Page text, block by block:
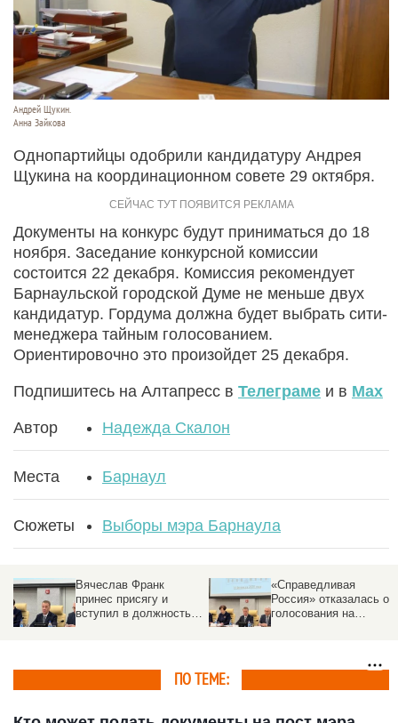
Андрей Щукин.
Анна Зайкова
Однопартийцы одобрили кандидатуру Андрея
Щукина на координационном совете 29 октября.
Документы на конкурс будут приниматься до 18
ноября. Заседание конкурсной комиссии
состоится 22 декабря. Комиссия рекомендует
Барнаульской городской Думе не меньше двух
кандидатур. Гордума должна будет выбрать сити-
менеджера тайным голосованием.
Ориентировочно это произойдет 25 декабря.
Подпишитесь на Алтапресс в Телеграме и в Max
Автор Надежда Скалон
Места Барнаул
Сюжеты Выборы мэра Барнаула
Вячеслав Франк
принес присягу и
вступил в должность
«Справедливая
Россия» отказалась от
голосования на
ПО ТЕМЕ: